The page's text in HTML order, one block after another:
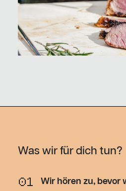
Was wir für dich tun?
01 Wir hören zu, bevor